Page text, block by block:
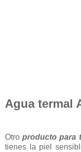
Agua termal
Otroproducto para
tienes la piel